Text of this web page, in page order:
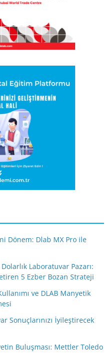
Dönem: Dlab MX Pro ile
Laboratuvar Pazarı:
5 Ezber Bozan Strateji
ve DLAB Manyetik
Sonuçlarınızı İyileştirecek
Buluşması: Mettler Toledo